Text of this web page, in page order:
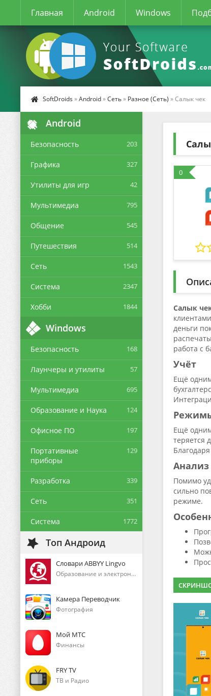
Главная Android Windows
SoftDroids »Android»Сеть» Разное (Сеть) » Салык чек
Android
Безопасность 203
Графика 327
Утилиты для игр 42
Мультимедиа 795
Общение 545
Путешествия 514
Сеть 1543
Система 2347
Хобби 1844
Windows
Безопасность 168
Лаунчеры и утилиты 57
Мультимедиа 695
Образование и Наука 124
Офисное ПО 197
Портативные
приборы
129
Разработка 339
Сеть 351
Система 1772
Топ Андроид
Словари ABBYY Lingvo
Образование и электронные книги
Камера Переводчик
Фотография
Мой МТС
Финансы
FRY TV
ТВ и Радио
0
Салык
деньги
работа с
Учёт
Ещё
Ещё
теряется
Помимо
сильно
режиме.